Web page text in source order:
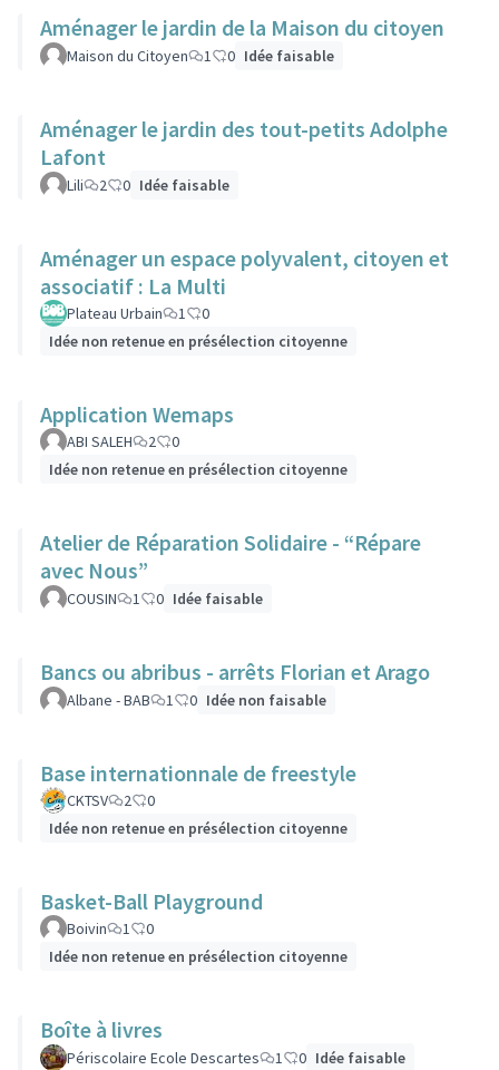
Aménager le jardin de la Maison du citoyen
Maison du Citoyen 1 0 Idée faisable
Aménager le jardin des tout-petits Adolphe
Lafont
Lili 2 0 Idée faisable
Aménager un espace polyvalent, citoyen et
associatif : La Multi
Plateau Urbain 1
0
Idée non retenue en présélection citoyenne
Application Wemaps
ABI SALEH 2
0
Idée non retenue en présélection citoyenne
Atelier de Réparation Solidaire - “Répare
avec Nous”
COUSIN 1 0 Idée faisable
Bancs ou abribus - arrêts Florian et Arago
Albane - BAB 1 0 Idée non faisable
Base internationnale de freestyle
CKTSV 2
0
Idée non retenue en présélection citoyenne
Basket-Ball Playground
Boivin 1
0
Idée non retenue en présélection citoyenne
Boîte à livres
Périscolaire Ecole Descartes 1 0 Idée faisable